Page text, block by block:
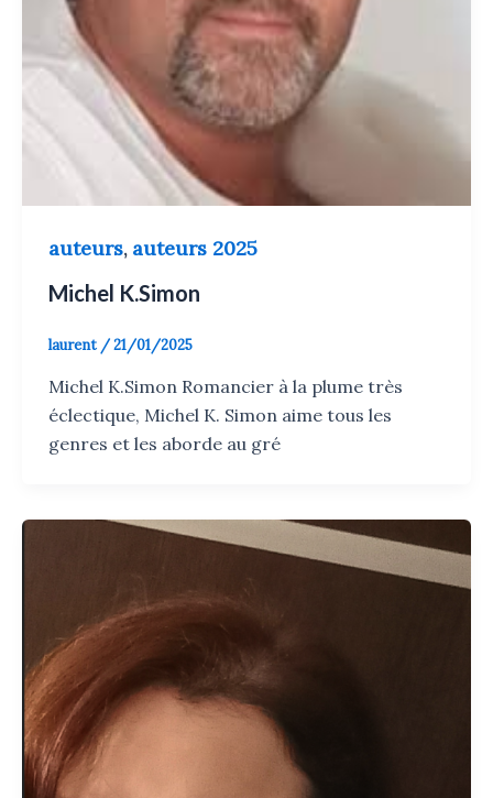
auteurs, auteurs 2025
Michel K.Simon
laurent /21/01/2025
Michel K.Simon Romancier à la plume très
éclectique, Michel K. Simon aime tous les
genres et les aborde au gré